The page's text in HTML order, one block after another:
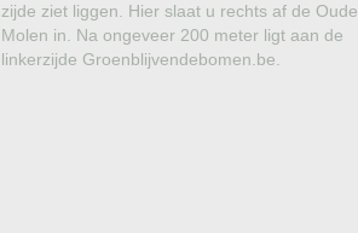
SNEEUWBAL
zijde ziet liggen. Hier slaat u rechts af de Oude
Molen in. Na ongeveer 200 meter ligt aan de
linkerzijde Groenblijvendebomen.be.